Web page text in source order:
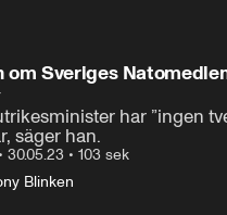
om Sveriges
har ”ingen
säger han.
• 30.05.23 • 103 sek
Blinken